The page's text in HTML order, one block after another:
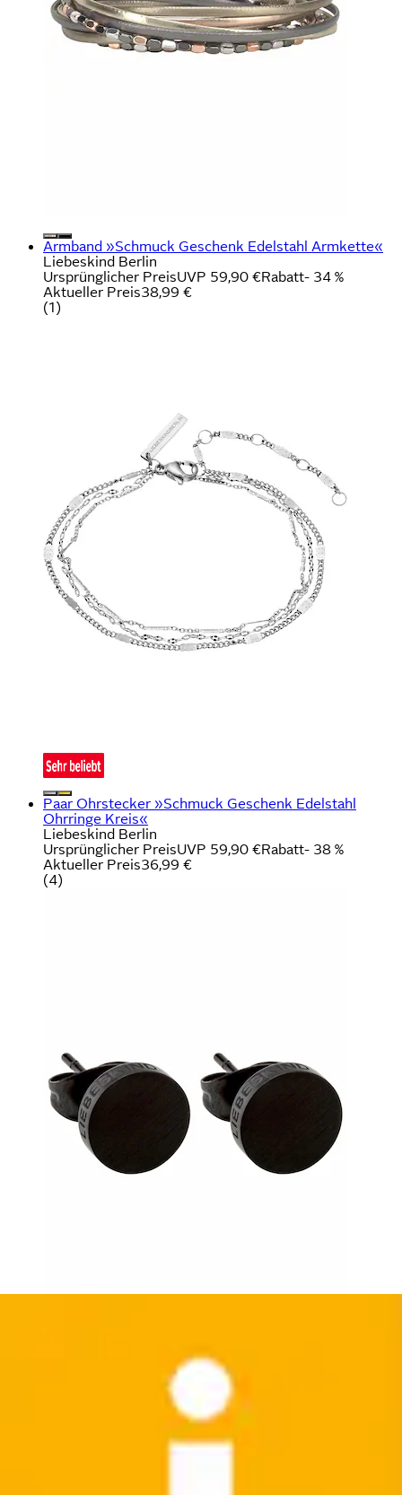
Armband »Schmuck Geschenk Edelstahl Armkette«
Liebeskind Berlin
Ursprünglicher PreisUVP 59,90 €Rabatt- 34 %
Aktueller Preis38,99 €
(1)
Paar Ohrstecker »Schmuck Geschenk Edelstahl
Ohrringe Kreis«
Liebeskind Berlin
Ursprünglicher PreisUVP 59,90 €Rabatt- 38 %
Aktueller Preis36,99 €
(4)
Einhänger abnehmbar
Ursprünglicher Preis UVP 64,95 €
57,99 €